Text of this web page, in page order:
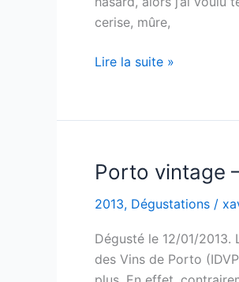
cerise, mûre,
Cahors
du
–
2007
Lire la suite »
Porto vintage
2013, Dégustations /
Dégusté le 12/01/
des Vins de Porto